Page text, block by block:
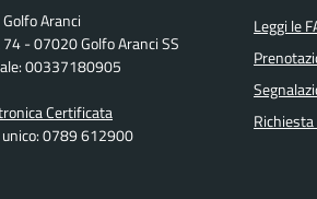
Aranci
- 07020 Golfo Aranci SS
00337180905
Certificata
0789 612900
Leggi le